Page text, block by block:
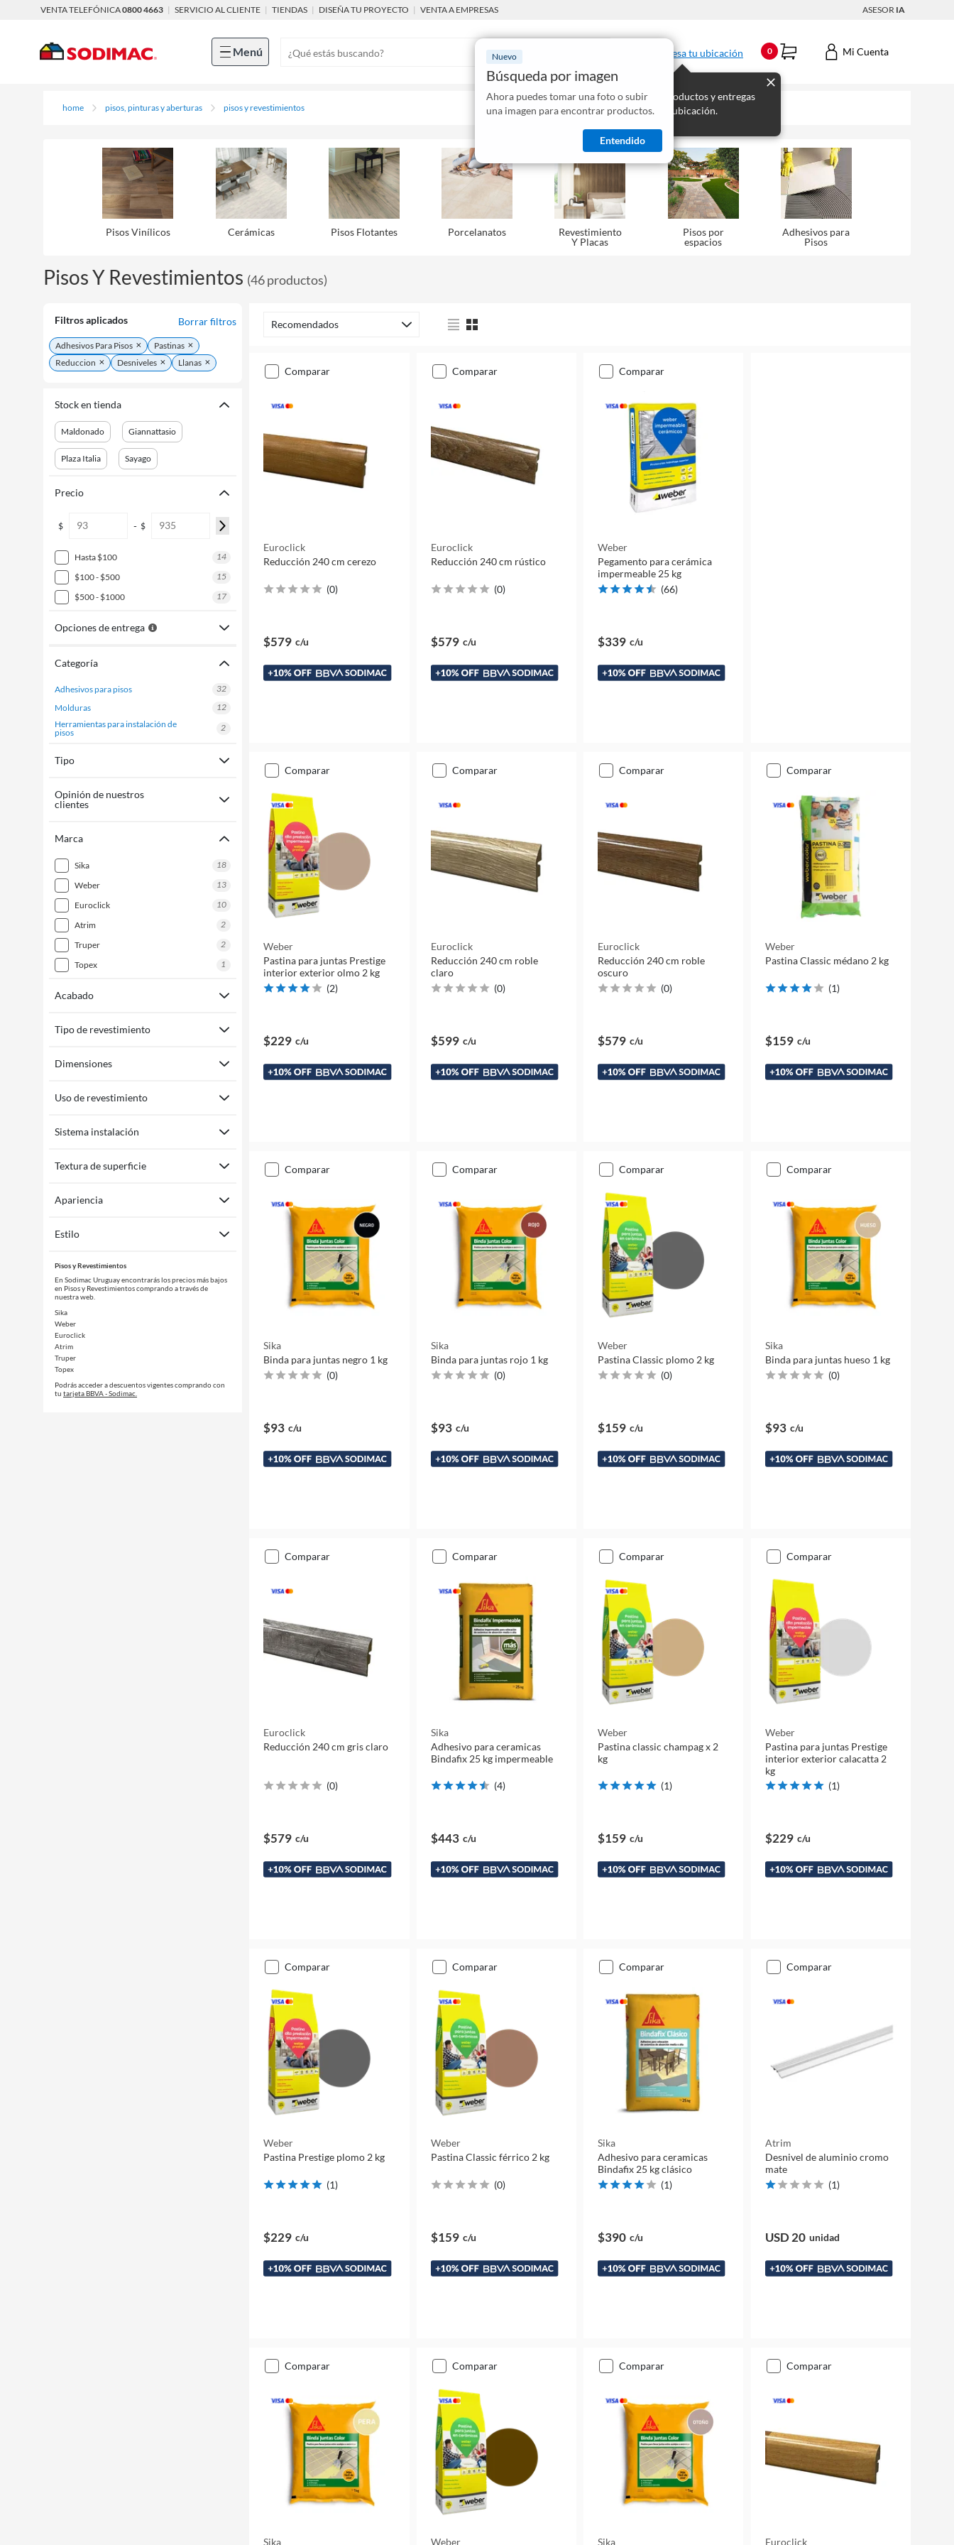
VENTA TELEFÓNICA0800 4663 | SERVICIO AL CLIENTE | TIENDAS | DISEÑA TU PROYECTO | VENTA A EMPRESAS ASESOR IA
Menú Nuevo
Búsqueda por imagen
Ahora puedes tomar una foto o subir
una imagen para encontrar productos.
Entendido
Ingresa tu ubicación
Mostraremos los productos y entregas
disponibles para tu ubicación.
0 Mi Cuenta
home pisos, pinturas y aberturas pisos y revestimientos
Pisos Viní­licos Cerámicas Pisos Flotantes Porcelanatos
Revestimiento
Y Placas
Pisos por
espacios
Adhesivos para
Pisos
Pisos Y Revestimientos (46productos)
Filtros aplicados Borrar filtros
Adhesivos Para Pisos
Pastinas
Reduccion
Desniveles Llanas
Stock en tienda
Maldonado Giannattasio
Plaza Italia Sayago
Precio
$ - $
hasta $100
14
$100 - $500
15
$500 - $1000
17
Opciones de entrega
Categoría
adhesivos para pisos
32
molduras
12
herramientas para instalación de
pisos
2
Tipo
Opinión de nuestros
clientes
Marca
sika
18
weber
13
euroclick
10
atrim
2
truper
2
topex
1
Acabado
Tipo de revestimiento
Dimensiones
Uso de revestimiento
Sistema instalación
Textura de superficie
Apariencia
Estilo
Pisos y Revestimientos
En Sodimac Uruguay encontrarás los precios más bajos
en Pisos y Revestimientos comprando a través de
nuestra web.
Sika
Weber
Euroclick
Atrim
Truper
Topex
Podrás acceder a descuentos vigentes comprando con
tu tarjeta BBVA - Sodimac.
Recomendados
comparar
Euroclick
Reducción 240 cm cerezo
(0)
$579 c/u
comparar
Euroclick
Reducción 240 cm rústico
(0)
$579 c/u
comparar
Weber
Pegamento para cerámica
impermeable 25 kg
(66)
$339 c/u
comparar
Weber
Pastina para juntas Prestige
interior exterior olmo 2 kg
(2)
$229 c/u
comparar
Euroclick
Reducción 240 cm roble
claro
(0)
$599 c/u
comparar
Euroclick
Reducción 240 cm roble
oscuro
(0)
$579 c/u
comparar
Weber
Pastina Classic médano 2 kg
(1)
$159 c/u
comparar
Sika
Binda para juntas negro 1 kg
(0)
$93 c/u
comparar
Sika
Binda para juntas rojo 1 kg
(0)
$93 c/u
comparar
Weber
Pastina Classic plomo 2 kg
(0)
$159 c/u
comparar
Sika
Binda para juntas hueso 1 kg
(0)
$93 c/u
comparar
Euroclick
Reducción 240 cm gris claro
(0)
$579 c/u
comparar
Sika
Adhesivo para ceramicas
Bindafix 25 kg impermeable
(4)
$443 c/u
comparar
Weber
Pastina classic champag x 2
kg
(1)
$159 c/u
comparar
Weber
Pastina para juntas Prestige
interior exterior calacatta 2
kg
(1)
$229 c/u
comparar
Weber
Pastina Prestige plomo 2 kg
(1)
$229 c/u
comparar
Weber
Pastina Classic férrico 2 kg
(0)
$159 c/u
comparar
Sika
Adhesivo para ceramicas
Bindafix 25 kg clásico
(1)
$390 c/u
comparar
Atrim
Desnivel de aluminio cromo
mate
(1)
USD 20 unidad
comparar
Sika
comparar
Weber
comparar
Sika
comparar
Euroclick